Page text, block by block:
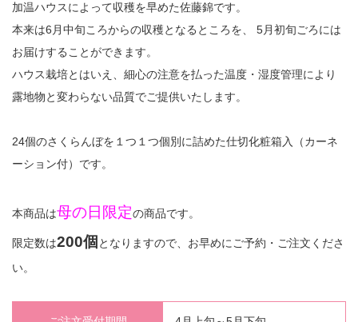
加温ハウスによって収穫を早めた佐藤錦です。
本来は6月中旬ころからの収穫となるところを、 5月初旬ごろには
お届けすることができます。
ハウス栽培とはいえ、細心の注意を払った温度・湿度管理により
露地物と変わらない品質でご提供いたします。
24個のさくらんぼを１つ１つ個別に詰めた仕切化粧箱入（カーネ
ーション付）です。
本商品は母の日限定の商品です。
限定数は200個 となりますので、お早めにご予約・ご注文くださ
い。